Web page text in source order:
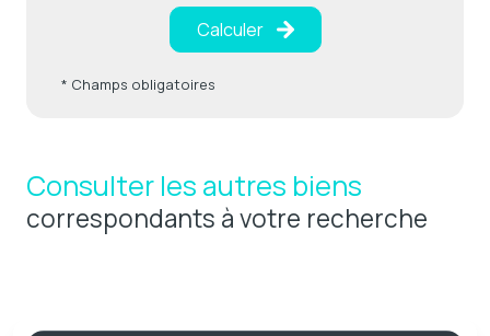
Calculer
* Champs obligatoires
Consulter les autres biens
correspondants à votre recherche